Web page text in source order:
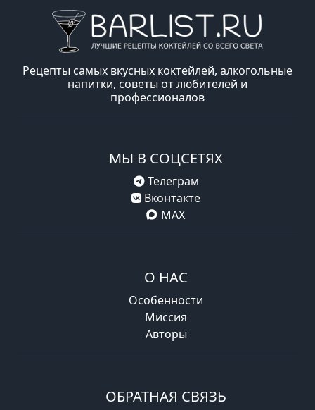
Рецепты самых вкусных коктейлей, алкогольные
напитки, советы от любителей и
профессионалов
МЫ В СОЦСЕТЯХ
Телеграм
Вконтакте
MAX
О НАС
Особенности
Миссия
Авторы
ОБРАТНАЯ СВЯЗЬ